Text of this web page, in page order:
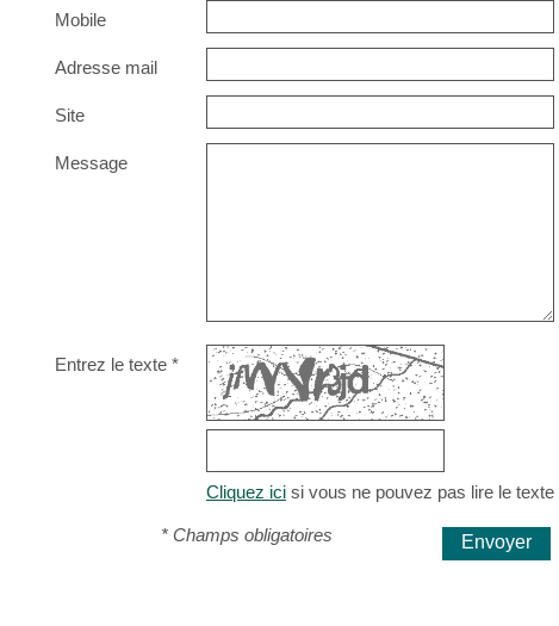
Mobile
Adresse mail
Site
Message
Entrez le texte *
Cliquez ici si vous ne pouvez pas lire le texte
* Champs obligatoires